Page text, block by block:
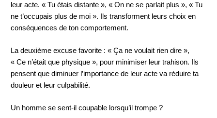
leur acte. « Tu étais distante », « On ne se parlait plus », « Tu
ne t’occupais plus de moi ». Ils transforment leurs choix en
conséquences de ton comportement.
La deuxième excuse favorite : « Ça ne voulait rien dire »,
« Ce n’était que physique », pour minimiser leur trahison. Ils
pensent que diminuer l’importance de leur acte va réduire ta
douleur et leur culpabilité.
Un homme se sent-il coupable lorsqu’il trompe ?